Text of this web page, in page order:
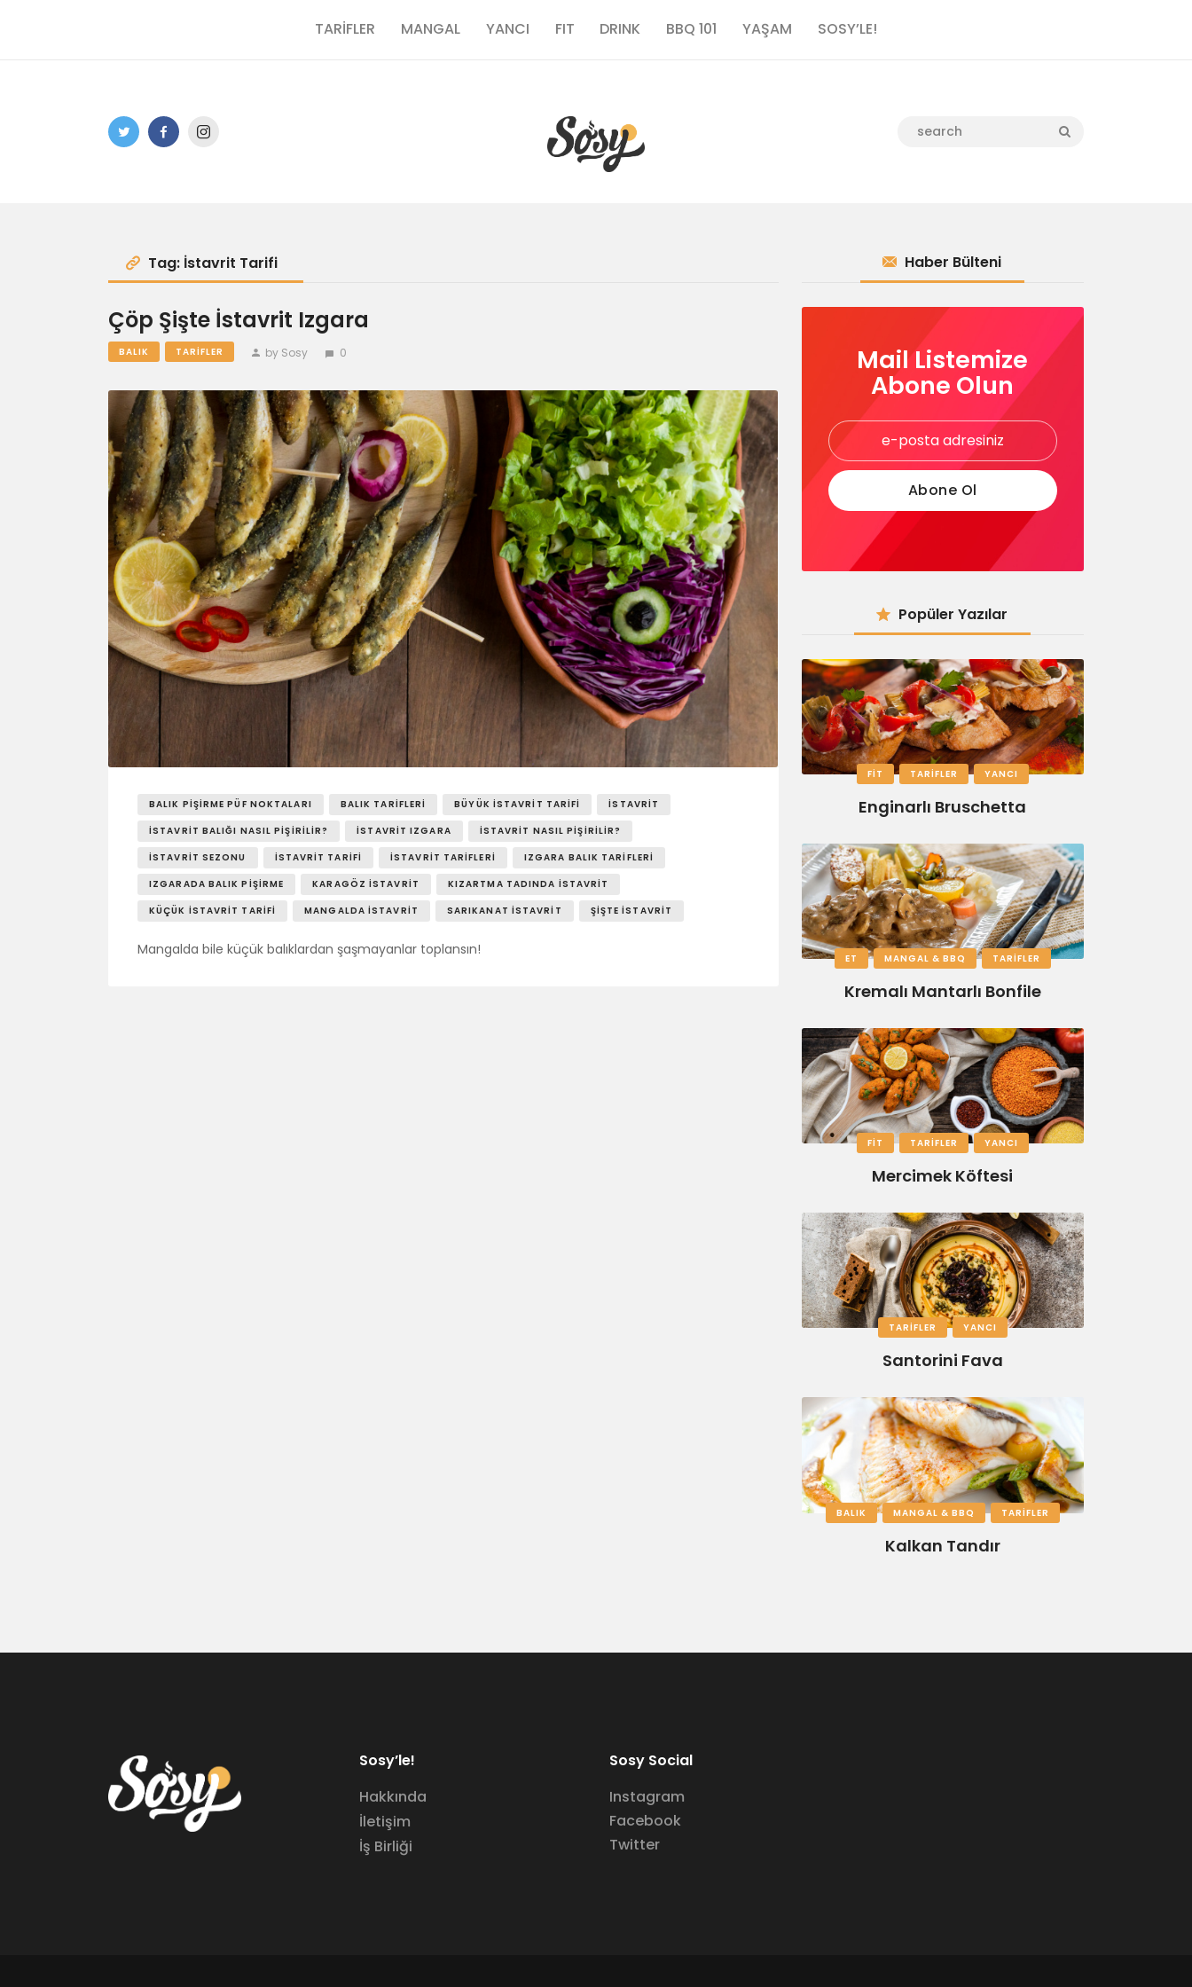
TARİFLER MANGAL YANCI FIT DRINK BBQ 101 YAŞAM SOSY’LE!
TARİFLER
YANCI
SOSY’LE!
Tag: İstavrit Tarifi
Çöp Şişte İstavrit Izgara
BALIK TARIFLER by Sosy 0
BALIK PIŞIRME PÜF NOKTALARI BALIK TARIFLERI BÜYÜK İSTAVRIT TARIFI
ISTAVRIT
İSTAVRIT BALIĞI NASIL PIŞIRILIR?
İSTAVRIT IZGARA
İSTAVRIT NASIL PIŞIRILIR?
İSTAVRIT SEZONU
İSTAVRIT TARIFI İSTAVRIT TARIFLERI
IZGARA BALIK TARIFLERI
IZGARADA BALIK PIŞIRME
KARAGÖZ ISTAVRIT
KIZARTMA TADINDA İSTAVRIT
KÜÇÜK İSTAVRIT TARIFI
MANGALDA İSTAVRIT SARIKANAT İSTAVRIT ŞIŞTE İSTAVRIT
Mangalda bile küçük balıklardan şaşmayanlar toplansın!
Haber Bülteni
Mail Listemize
Abone Olun
Popüler Yazılar
FIT TARIFLER YANCI
Enginarlı Bruschetta
ET MANGAL & BBQ TARIFLER
Kremalı Mantarlı Bonfile
FIT TARIFLER YANCI
Mercimek Köftesi
TARIFLER YANCI
Santorini Fava
BALIK MANGAL & BBQ TARIFLER
Kalkan Tandır
Sosy’le!
Hakkında
İletişim
İş Birliği
Sosy Social
Instagram
Facebook
Twitter